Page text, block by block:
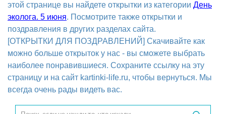
этой странице вы найдете открытки из категории День
эколога. 5 июня. Посмотрите также открытки и
поздравления в других разделах сайта.
[ОТКРЫТКИ ДЛЯ ПОЗДРАВЛЕНИЙ] Скачивайте как
можно больше открыток у нас - вы сможете выбрать
наиболее понравившиеся. Сохраните ссылку на эту
страницу и на сайт kartinki-life.ru, чтобы вернуться. Мы
всегда очень рады видеть вас.